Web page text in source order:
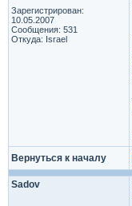
Зарегистрирован:
10.05.2007
Сообщения: 531
Откуда: Israel
Вернуться к началу
Sadov